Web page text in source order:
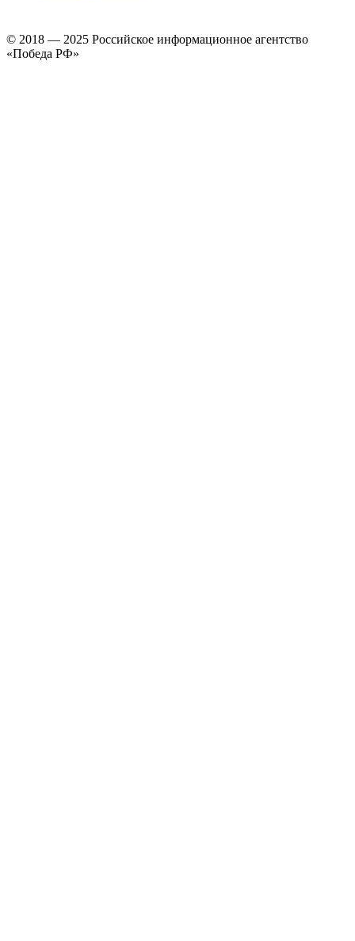
© 2018 — 2025 Российское информационное агентство
«Победа РФ»